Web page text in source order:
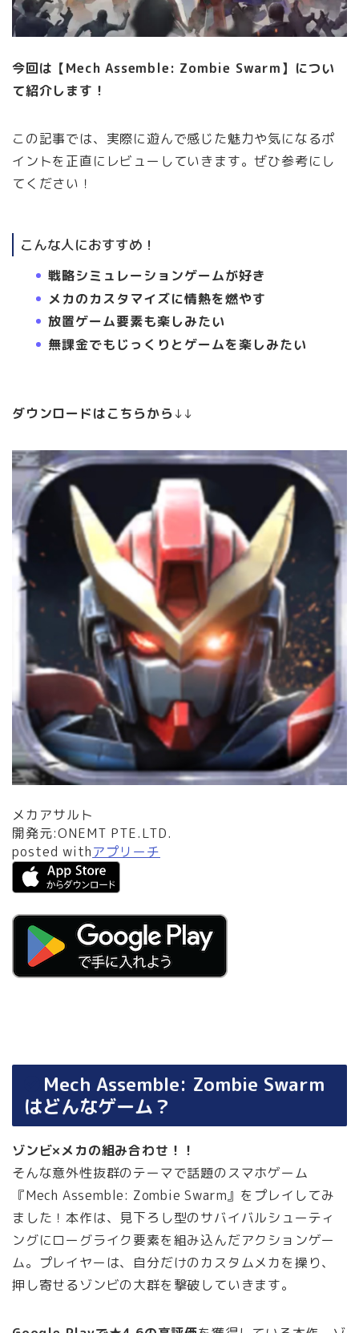
今回は【Mech Assemble: Zombie Swarm】につい
て紹介します！
この記事では、実際に遊んで感じた魅力や気になるポ
イントを正直にレビューしていきます。ぜひ参考にし
てください！
こんな人におすすめ！
戦略シミュレーションゲームが好き
メカのカスタマイズに情熱を燃やす
放置ゲーム要素も楽しみたい
無課金でもじっくりとゲームを楽しみたい
ダウンロードはこちらから ↓↓
メカアサルト
開発元:ONEMT PTE.LTD.
posted withアプリーチ
Mech Assemble: Zombie Swarm
はどんなゲーム？
ゾンビ×メカの組み合わせ！！
そんな意外性抜群のテーマで話題のスマホゲーム
『Mech Assemble: Zombie Swarm』をプレイしてみ
ました！本作は、見下ろし型のサバイバルシューティ
ングにローグライク要素を組み込んだアクションゲー
ム。プレイヤーは、自分だけのカスタムメカを操り、
押し寄せるゾンビの大群を撃破していきます。